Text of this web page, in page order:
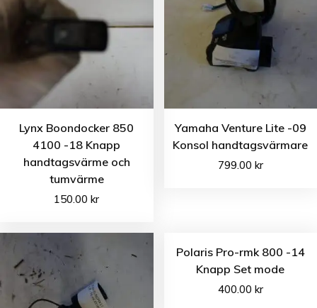
Lynx Boondocker 850
4100 -18 Knapp
handtagsvärme och
tumvärme
150.00kr
Yamaha Venture Lite -09
Konsol handtagsvärmare
799.00 kr
Polaris Pro-rmk 800 -14
Knapp Set mode
400.00 kr